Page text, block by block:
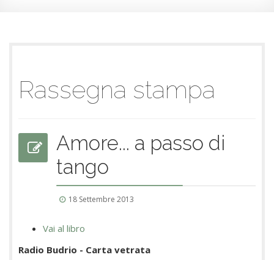
Rassegna stampa
Amore... a passo di
tango
18 Settembre 2013
Vai al libro
Radio Budrio - Carta vetrata